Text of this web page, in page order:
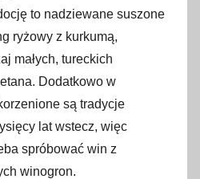
to nadziewane suszone
ryżowy z kurkumą,
małych, tureckich
Dodatkowo w
są tradycje
lat wstecz, więc
spróbować win z
winogron.